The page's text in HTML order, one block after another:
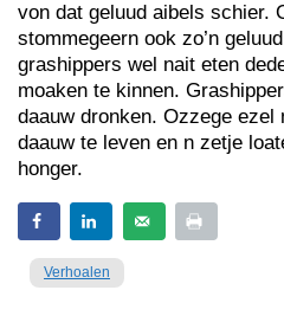
von dat geluud aibels schier.
stommegeern ook zo’n
grashippers wel nait eten
moaken te kinnen.
daauw dronken. Ozzege ezel
daauw te leven en n zetje
honger.
Verhoalen